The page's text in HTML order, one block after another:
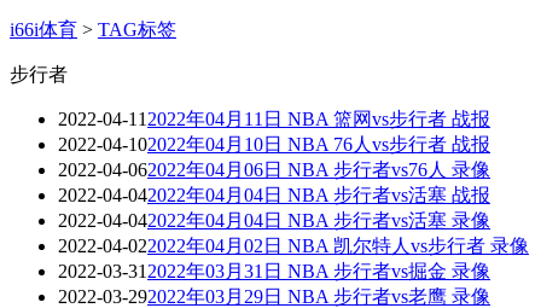
i66i体育 > TAG标签
步行者
2022-04-11 2022年04月11日 NBA 篮网vs步行者 战报
2022-04-102022年04月10日 NBA 76人vs步行者 战报
2022-04-062022年04月06日 NBA 步行者vs76人 录像
2022-04-042022年04月04日 NBA 步行者vs活塞 战报
2022-04-042022年04月04日 NBA 步行者vs活塞 录像
2022-04-022022年04月02日 NBA 凯尔特人vs步行者 录像
2022-03-31 2022年03月31日 NBA 步行者vs掘金 录像
2022-03-292022年03月29日 NBA 步行者vs老鹰 录像